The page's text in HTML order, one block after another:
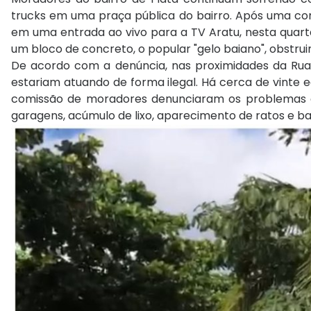
trucks em uma praça pública do bairro. Após uma
em uma entrada ao vivo para a TV Aratu, nesta
um bloco de concreto, o popular "gelo baiano",
De acordo com a denúncia, nas proximidades da
estariam atuando de forma ilegal. Há cerca de vinte
comissão de moradores denunciaram os
garagens, acúmulo de lixo, aparecimento de ratos e